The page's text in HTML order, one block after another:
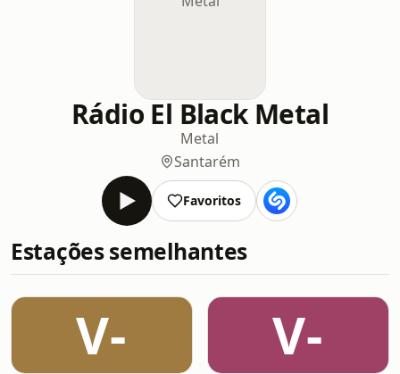
Rádio El Black Metal
Metal
Santarém
Favoritos
Estações semelhantes
V- V-